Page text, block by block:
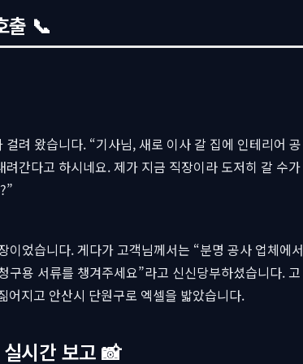
출 📞
려 왔습니다. “기사님, 새로 이사 갈 집에 인테리어 공
간다고 하시네요. 제가 지금 직장이라 도저히 갈 수가
이었습니다. 게다가 고객님께서는 “분명 공사 업체에서
용 서류를 챙겨주세요”라고 신신당부하셨습니다. 고
지고 안산시 단원구로 엑셀을 밟았습니다.
시간 보고 📸